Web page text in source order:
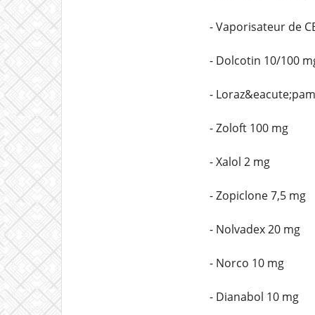
- Vaporisateur de
- Dolcotin 10/100
-
- Zoloft 100 mg
- Xalol 2 mg
- Zopiclone 7,5 mg
- Nolvadex 20 mg
- Norco 10 mg
- Dianabol 10 mg